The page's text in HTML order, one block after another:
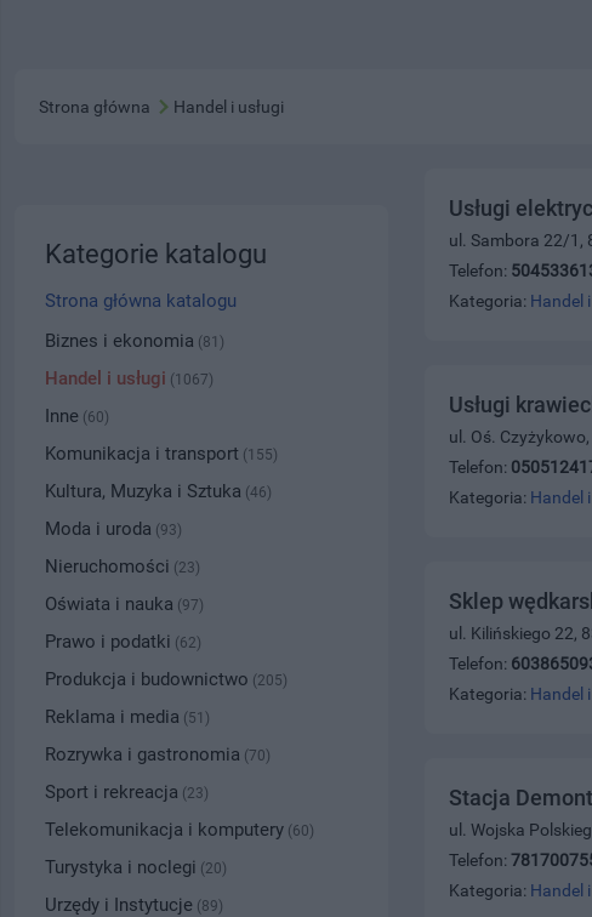
Strona główna Handel i usługi
Usługi
ul. Sambora 22/1,
Telefon:
Kategoria: Handel
Usługi
ul. Oś.
Telefon:
Kategoria: Handel
Sklep
ul. Kilińskiego 22,
Telefon:
Kategoria: Handel
Stacja
ul. Wojska
Telefon:
Kategoria: Handel
Kategorie katalogu
Strona główna katalogu
Biznes i ekonomia (81)
Handel i usługi (1067)
Inne (60)
Komunikacja i transport (155)
Kultura, Muzyka i Sztuka (46)
Moda i uroda (93)
Nieruchomości (23)
Oświata i nauka (97)
Prawo i podatki (62)
Produkcja i budownictwo (205)
Reklama i media (51)
Rozrywka i gastronomia (70)
Sport i rekreacja (23)
Telekomunikacja i komputery (60)
Turystyka i noclegi (20)
Urzędy i Instytucje (89)